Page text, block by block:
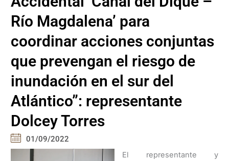
Río Magdalena’ para
coordinar acciones conjuntas
que prevengan el riesgo de
inundación en el sur del
Atlántico”: representante
Dolcey Torres
01/09/2022
El representante y